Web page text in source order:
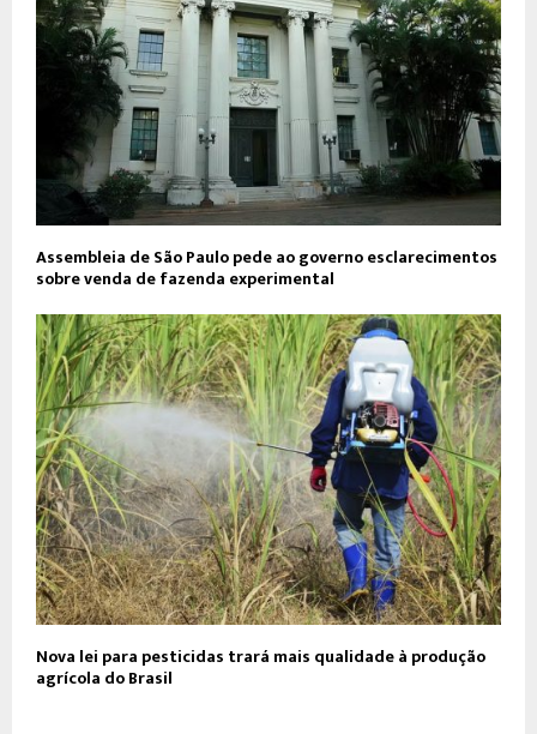
Assembleia de São Paulo pede ao governo esclarecimentos
sobre venda de fazenda experimental
Nova lei para pesticidas trará mais qualidade à produção
agrícola do Brasil